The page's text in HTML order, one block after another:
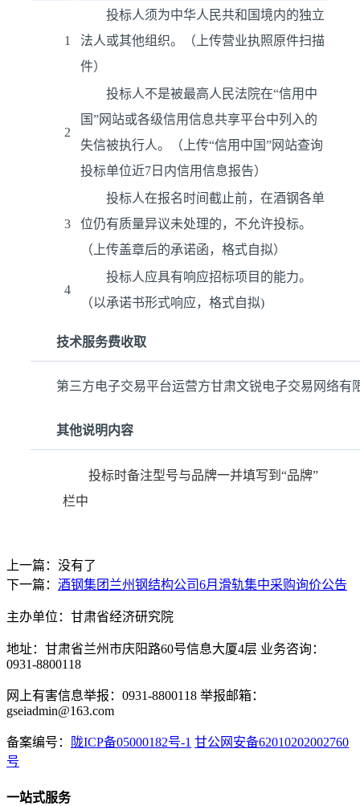
1
投标人须为中华人民共和国境内的独立
法人或其他组织。（上传营业执照原件扫描
件）
2
投标人不是被最高人民法院在“信用中
国”网站或各级信用信息共享平台中列入的
失信被执行人。（上传“信用中国”网站查询
投标单位近7日内信用信息报告）
3
投标人在报名时间截止前，在酒钢各单
位仍有质量异议未处理的，不允许投标。
（上传盖章后的承诺函，格式自拟）
4
投标人应具有响应招标项目的能力。
（以承诺书形式响应，格式自拟)
技术服务费收取
第三方电子交易平台运营方甘肃文锐电子交易网络
其他说明内容
投标时备注型号与品牌一并填写到“品牌”
栏中
上一篇：没有了
下一篇： 酒钢集团兰州钢结构公司6月滑轨集中采购询价公告
主办单位：甘肃省经济研究院
地址：甘肃省兰州市庆阳路60号信息大厦4层 业务咨询：
0931-8800118
网上有害信息举报：0931-8800118 举报邮箱：
gseiadmin@163.com
备案编号： 陇ICP备05000182号-1 甘公网安备62010202002760
号
一站式服务